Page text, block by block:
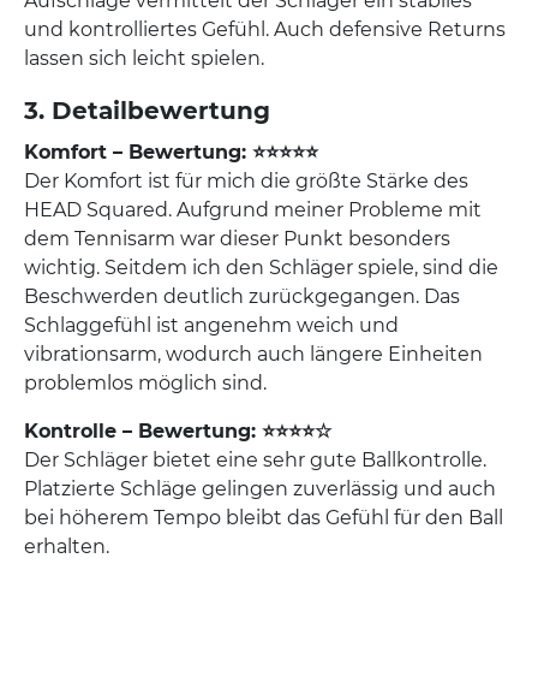
und kontrolliertes Gefühl. Auch defensive Returns
lassen sich leicht spielen.
3. Detailbewertung
Komfort – Bewertung: ⭐⭐⭐⭐⭐
Der Komfort ist für mich die größte Stärke des
HEAD Squared. Aufgrund meiner Probleme mit
dem Tennisarm war dieser Punkt besonders
wichtig. Seitdem ich den Schläger spiele, sind die
Beschwerden deutlich zurückgegangen. Das
Schlaggefühl ist angenehm weich und
vibrationsarm, wodurch auch längere Einheiten
problemlos möglich sind.
Kontrolle – Bewertung: ⭐⭐⭐⭐☆
Der Schläger bietet eine sehr gute Ballkontrolle.
Platzierte Schläge gelingen zuverlässig und auch
bei höherem Tempo bleibt das Gefühl für den Ball
erhalten.